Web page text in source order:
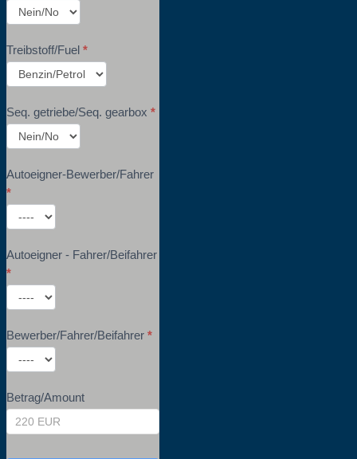
Treibstoff/Fuel *
Seq. getriebe/Seq. gearbox *
Autoeigner-Bewerber/Fahrer
*
Autoeigner - Fahrer/Beifahrer
*
Bewerber/Fahrer/Beifahrer *
Betrag/Amount